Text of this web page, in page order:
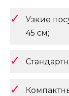
Узкие
45 см;